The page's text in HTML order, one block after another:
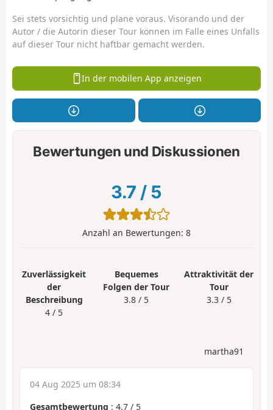
Sei stets vorsichtig und plane voraus. Visorando und der
Autor / die Autorin dieser Tour können im Falle eines Unfalls
auf dieser Tour nicht haftbar gemacht werden.
In der mobilen App anzeigen
Bewertungen und Diskussionen
3.7 / 5
Anzahl an Bewertungen: 8
Zuverlässigkeit
der
Beschreibung
4 / 5
Bequemes
Folgen der Tour
3.8 / 5
Attraktivität der
Tour
3.3 / 5
martha91
04 Aug 2025 um 08:34
Gesamtbewertung : 4.7 / 5